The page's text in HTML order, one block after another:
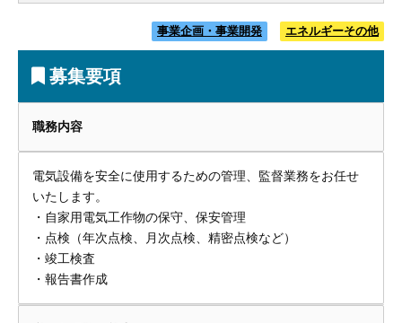
事業企画・事業開発 エネルギーその他
募集要項
職務内容
電気設備を安全に使用するための管理、監督業務をお任せ
いたします。
・自家用電気工作物の保守、保安管理
・点検（年次点検、月次点検、精密点検など）
・竣工検査
・報告書作成